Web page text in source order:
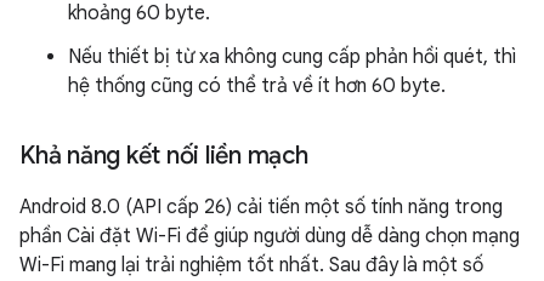
khoảng 60 byte.
Nếu thiết bị từ xa không cung cấp phản hồi quét, thì
hệ thống cũng có thể trả về ít hơn 60 byte.
Khả năng kết nối liền mạch
Android 8.0 (API cấp 26) cải tiến một số tính năng trong
phần Cài đặt Wi-Fi để giúp người dùng dễ dàng chọn mạng
Wi-Fi mang lại trải nghiệm tốt nhất. Sau đây là một số